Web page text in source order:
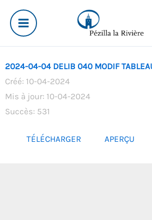
contenu
2024-04-04 DELIB 040 MODIF
Créé: 10-04-2024
Mis à jour: 10-04-2024
Succès: 531
TÉLÉCHARGER APERÇU